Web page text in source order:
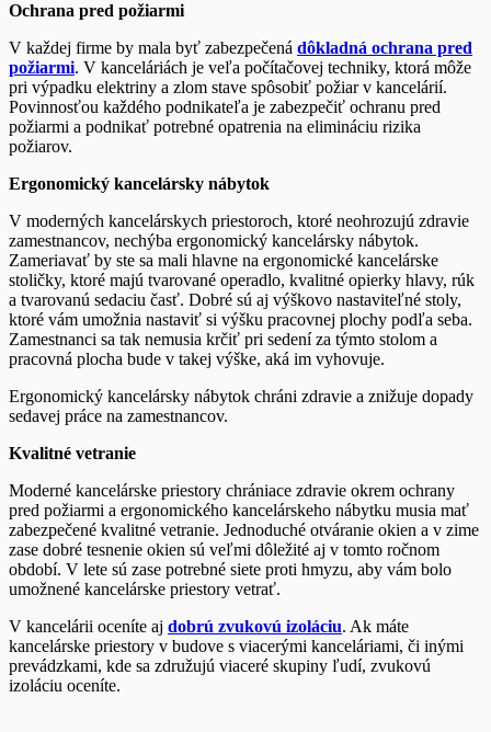
Ochrana pred požiarmi
V každej firme by mala byť zabezpečená dôkladná ochrana pred
požiarmi. V kanceláriách je veľa počítačovej techniky, ktorá môže
pri výpadku elektriny a zlom stave spôsobiť požiar v kancelárií.
Povinnosťou každého podnikateľa je zabezpečiť ochranu pred
požiarmi a podnikať potrebné opatrenia na elimináciu rizika
požiarov.
Ergonomický kancelársky nábytok
V moderných kancelárskych priestoroch, ktoré neohrozujú zdravie
zamestnancov, nechýba ergonomický kancelársky nábytok.
Zameriavať by ste sa mali hlavne na ergonomické kancelárske
stoličky, ktoré majú tvarované operadlo, kvalitné opierky hlavy, rúk
a tvarovanú sedaciu časť. Dobré sú aj výškovo nastaviteľné stoly,
ktoré vám umožnia nastaviť si výšku pracovnej plochy podľa seba.
Zamestnanci sa tak nemusia krčiť pri sedení za týmto stolom a
pracovná plocha bude v takej výške, aká im vyhovuje.
Ergonomický kancelársky nábytok chráni zdravie a znižuje dopady
sedavej práce na zamestnancov.
Kvalitné vetranie
Moderné kancelárske priestory chrániace zdravie okrem ochrany
pred požiarmi a ergonomického kancelárskeho nábytku musia mať
zabezpečené kvalitné vetranie. Jednoduché otváranie okien a v zime
zase dobré tesnenie okien sú veľmi dôležité aj v tomto ročnom
období. V lete sú zase potrebné siete proti hmyzu, aby vám bolo
umožnené kancelárske priestory vetrať.
V kancelárii oceníte aj dobrú zvukovú izoláciu. Ak máte
kancelárske priestory v budove s viacerými kanceláriami, či inými
prevádzkami, kde sa združujú viaceré skupiny ľudí, zvukovú
izoláciu oceníte.